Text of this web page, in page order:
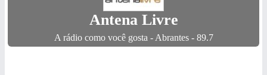
Antena Livre
A rádio como você gosta - Abrantes - 89.7